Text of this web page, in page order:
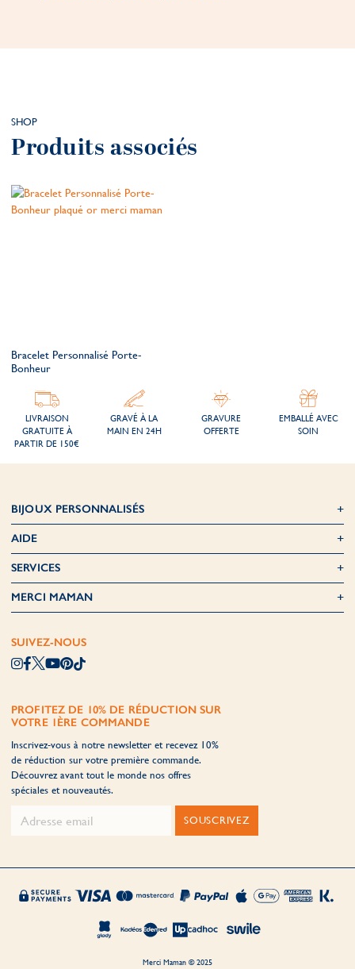
SHOP
Produits associés
Bracelet Personnalisé Porte-
Bonheur
LIVRAISON
GRATUITE À
PARTIR DE 150€
GRAVÉ À LA
MAIN EN 24H
GRAVURE
OFFERTE
EMBALLÉ AVEC
SOIN
BIJOUX PERSONNALISÉS
AIDE
SERVICES
MERCI MAMAN
SUIVEZ-NOUS
PROFITEZ DE 10% DE RÉDUCTION SUR
VOTRE 1ÈRE COMMANDE
Inscrivez-vous à notre newsletter et recevez 10%
de réduction sur votre première commande.
Découvrez avant tout le monde nos offres
spéciales et nouveautés.
SOUSCRIVEZ
Merci Maman © 2025